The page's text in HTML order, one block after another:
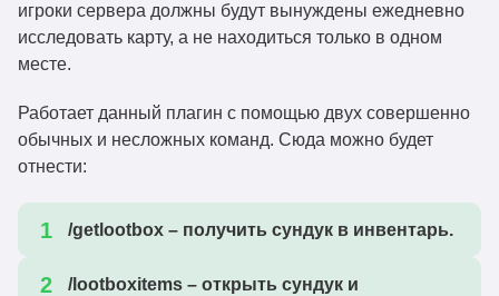
игроки сервера должны будут вынуждены ежедневно
исследовать карту, а не находиться только в одном
месте.
Работает данный плагин с помощью двух совершенно
обычных и несложных команд. Сюда можно будет
отнести:
/getlootbox – получить сундук в инвентарь.
/lootboxitems – открыть сундук и